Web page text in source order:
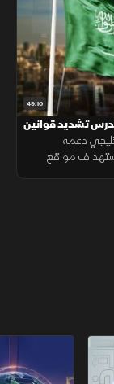
49:10
تشديد قوانين
دعمه
مواقع
تقارير الشرق